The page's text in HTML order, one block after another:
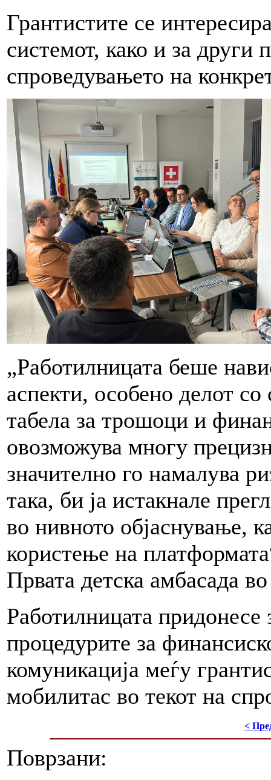
Грантистите се
системот, како и за други
спроведувањето на
„Работилницата беше
аспекти, особено делот
табела за трошоци и
овозможува многу
значително го намалува
така, би ја истакнале
во нивното објаснување,
користење на
Првата детска амбасада
Работилницата
процедурите за
комуникација меѓу
мобилитас во текот на
<
Поврзани: